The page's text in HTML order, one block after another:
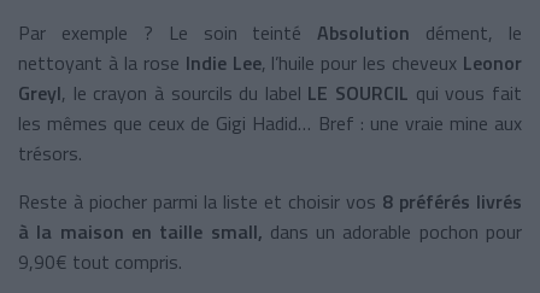
Par exemple ? Le soin teintéAbsolution dément, le
nettoyant à la rose Indie Lee, l’huile pour les cheveux Leonor
Greyl, le crayon à sourcils du label LE SOURCIL qui vous fait
les mêmes que ceux de Gigi Hadid… Bref : une vraie mine aux
trésors.
Reste à piocher parmi la liste et choisir vos 8 préférés livrés
à la maison en taille small, dans un adorable pochon pour
9,90€ tout compris.